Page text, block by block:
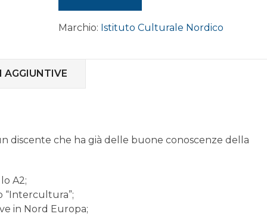
NORVEGESE
online
INTERMEDIO
B1.1
Marchio: Istituto Culturale Nordico
AGGIUNTIVE
discente che ha già delle buone conoscenze della
A2;
“Intercultura”;
in Nord Europa;